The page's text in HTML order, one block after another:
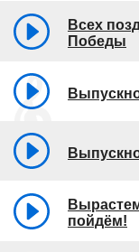
Всех
Победы
пойдём!